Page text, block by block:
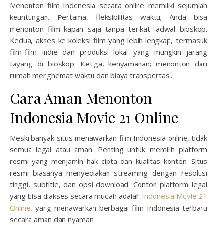
Menonton film Indonesia secara online memiliki sejumlah
keuntungan. Pertama, fleksibilitas waktu; Anda bisa
menonton film kapan saja tanpa terikat jadwal bioskop.
Kedua, akses ke koleksi film yang lebih lengkap, termasuk
film-film indie dan produksi lokal yang mungkin jarang
tayang di bioskop. Ketiga, kenyamanan; menonton dari
rumah menghemat waktu dan biaya transportasi.
Cara Aman Menonton
Indonesia Movie 21 Online
Meski banyak situs menawarkan film Indonesia online, tidak
semua legal atau aman. Penting untuk memilih platform
resmi yang menjamin hak cipta dan kualitas konten. Situs
resmi biasanya menyediakan streaming dengan resolusi
tinggi, subtitle, dan opsi download. Contoh platform legal
yang bisa diakses secara mudah adalah Indonesia Movie 21
Online, yang menawarkan berbagai film Indonesia terbaru
secara aman dan nyaman.